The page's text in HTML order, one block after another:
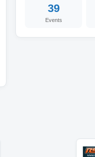
39
Events